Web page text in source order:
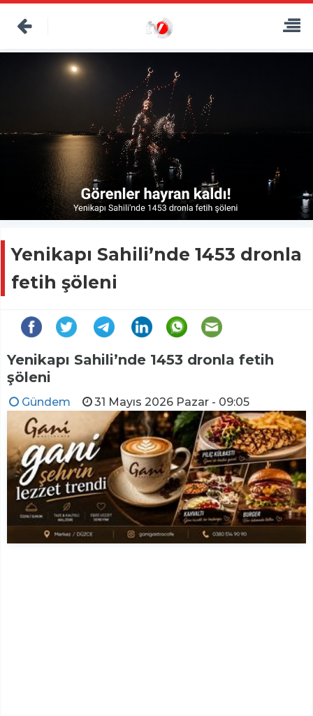
Yenikapı Sahili’nde 1453 dronla
fetih şöleni
Yenikapı Sahili’nde 1453 dronla fetih
şöleni
Gündem 31 Mayıs 2026 Pazar - 09:05